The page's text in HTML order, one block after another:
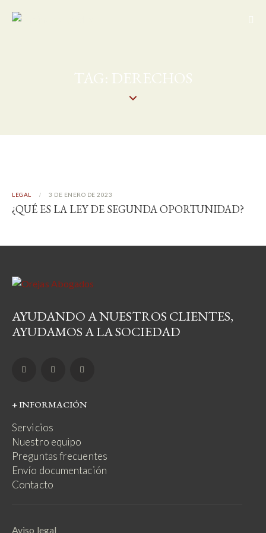
TAG: DERECHOS
LEGAL 3 DE ENERO DE 2023
¿QUÉ ES LA LEY DE SEGUNDA OPORTUNIDAD?
AYUDANDO A NUESTROS CLIENTES,
AYUDAMOS A LA SOCIEDAD
+ INFORMACIÓN
Servicios
Nuestro equipo
Preguntas frecuentes
Envío documentación
Contacto
Aviso legal